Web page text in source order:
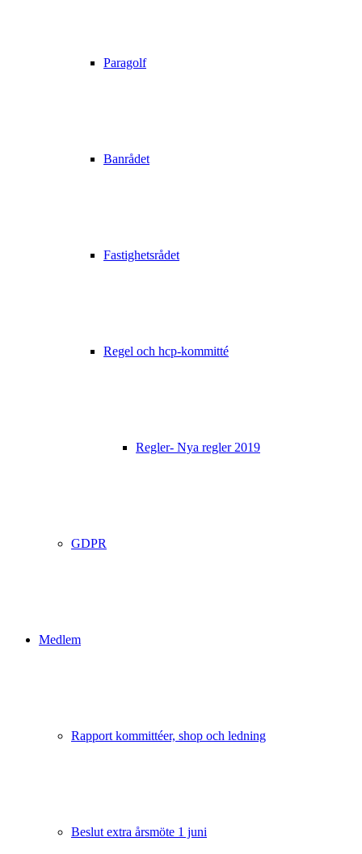
Paragolf
Banrådet
Fastighetsrådet
Regel och hcp-kommitté
Regler- Nya regler 2019
GDPR
Medlem
Rapport kommittéer, shop och ledning
Beslut extra årsmöte 1 juni